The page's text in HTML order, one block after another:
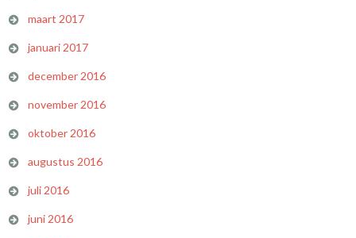
maart 2017
januari 2017
december 2016
november 2016
oktober 2016
augustus 2016
juli 2016
juni 2016